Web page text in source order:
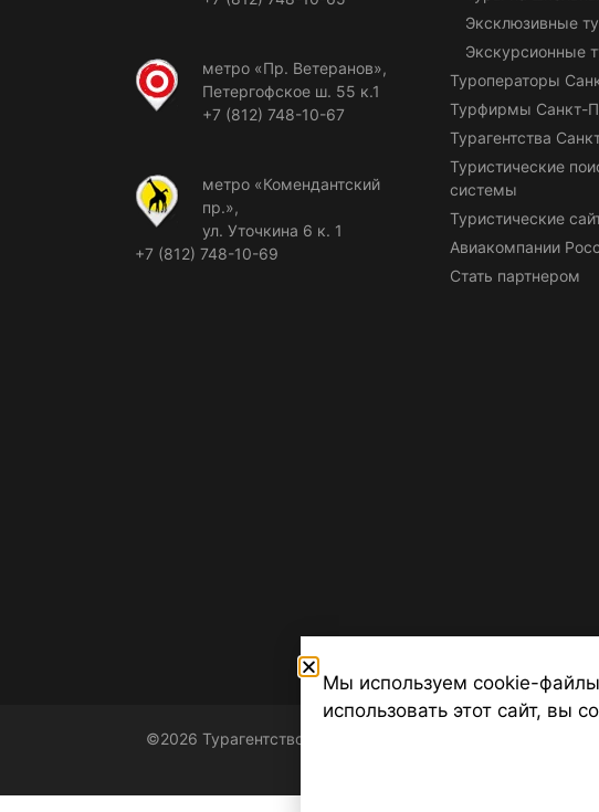
метро «Пр. Ветеранов»,
Петергофское ш. 55 к.1
+7 (812) 748-10-67
метро «Комендантский
пр.»,
ул. Уточкина 6 к. 1
+7 (812) 748-10-69
Эксклюзивные
Экскурсионные
Туроператоры
Турфирмы Санкт-
Турагентства
Туристические
системы
Туристические
Авиакомпании
Стать партнером
©2026 Турагентство Турсфера - Поиск туров от
Мы используем cookie-
использовать этот сайт, вы